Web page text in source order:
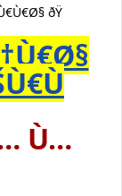
ðŸ‘‡
Ù…